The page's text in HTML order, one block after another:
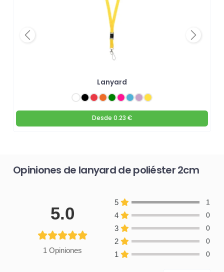
Lanyard
Desde 0.23 €
Previous Next
Opiniones de lanyard de poliéster 2cm
5.0
1 Opiniones
5 1
4 0
3 0
2 0
1 0